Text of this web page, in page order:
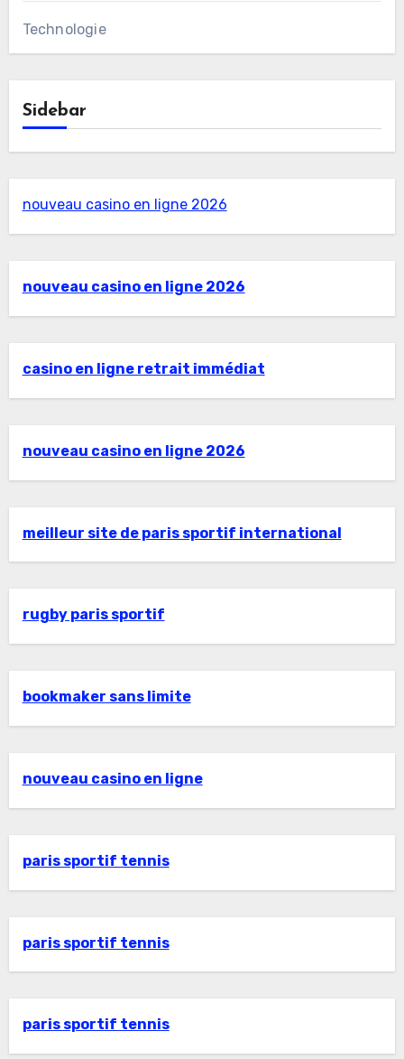
Technologie
Sidebar
nouveau casino en ligne 2026
nouveau casino en ligne 2026
casino en ligne retrait immédiat
nouveau casino en ligne 2026
meilleur site de paris sportif international
rugby paris sportif
bookmaker sans limite
nouveau casino en ligne
paris sportif tennis
paris sportif tennis
paris sportif tennis